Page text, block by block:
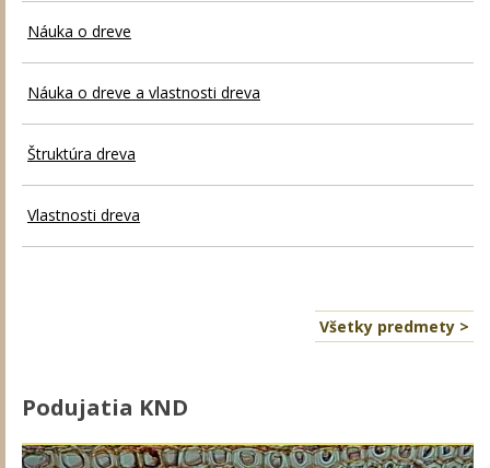
Náuka o dreve
Náuka o dreve a vlastnosti dreva
Štruktúra dreva
Vlastnosti dreva
Všetky predmety >
Podujatia KND